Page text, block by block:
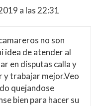
a las 22:31
no son
idea de atender al
en disputas calla y
y trabajar mejor.Veo
quejandose
bien para hacer su